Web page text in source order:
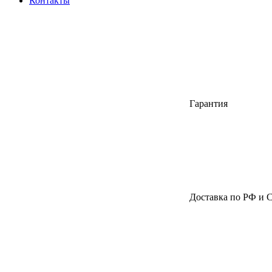
Гарантия
Доставка по РФ и